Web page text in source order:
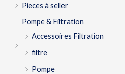
Pieces à seller
Pompe & Filtration
Accessoires Filtration
filtre
Pompe